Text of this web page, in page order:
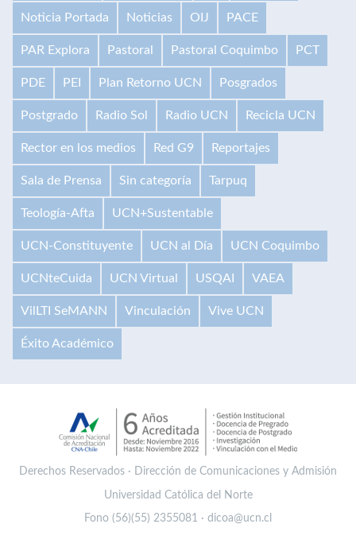
Noticia Portada Noticias OIJ PACE
PAR Explora Pastoral Pastoral Coquimbo PCT
PDE PEI Plan Retorno UCN Posgrados
Postgrado Radio Sol Radio UCN Recicla UCN
Rector en los medios Red G9 Reportajes
Sala de Prensa Sin categoría Tarpuq
Teología-Afta UCN+Sustentable
UCN-Constituyente UCN al Día UCN Coquimbo
UCNteCuida UCN Virtual USQAI VAEA
VilLTI SeMANN Vinculación Vive UCN
Éxito Académico
Derechos Reservados · Dirección de Comunicaciones y Admisión
Universidad Católica del Norte
Fono (56)(55) 2355081 · dicoa@ucn.cl